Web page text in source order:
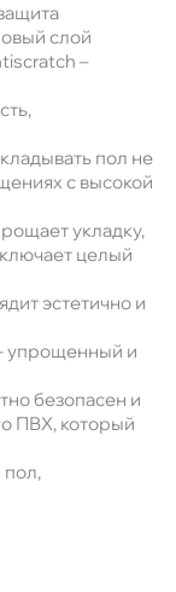
слой
–
пол не
с высокой
укладку,
целый
эстетично и
упрощенный и
безопасен и
ПВХ, который
пол,